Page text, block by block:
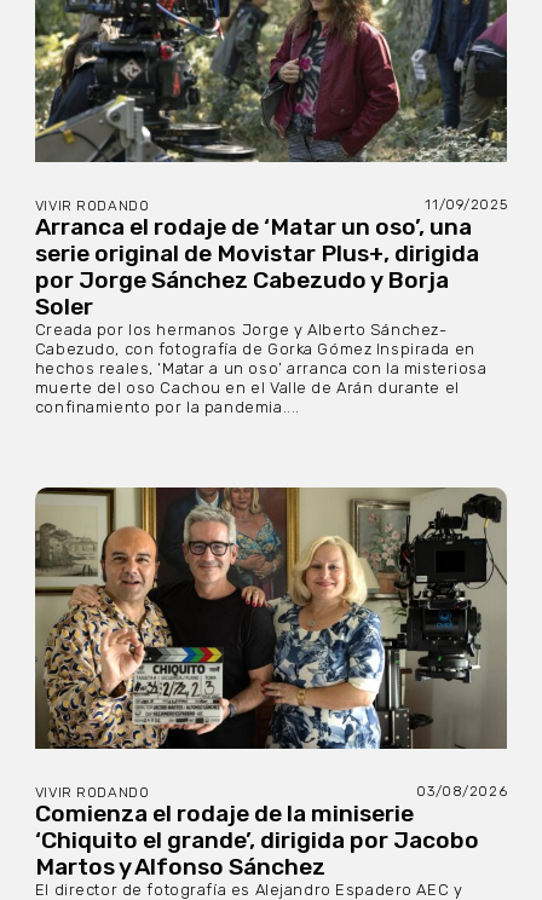
VIVIR RODANDO 11/09/2025
Arranca el rodaje de ‘Matar un oso’, una
serie original de Movistar Plus+, dirigida
por Jorge Sánchez Cabezudo y Borja
Soler
Creada por los hermanos Jorge y Alberto Sánchez-
Cabezudo, con fotografía de Gorka Gómez Inspirada en
hechos reales, ‘Matar a un oso’ arranca con la misteriosa
muerte del oso Cachou en el Valle de Arán durante el
confinamiento por la pandemia....
VIVIR RODANDO 03/08/2026
Comienza el rodaje de la miniserie
‘Chiquito el grande’, dirigida por Jacobo
Martos y Alfonso Sánchez
El director de fotografía es Alejandro Espadero AEC y